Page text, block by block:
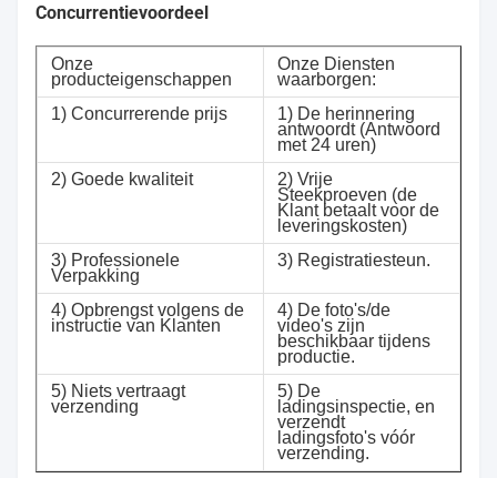
Concurrentievoordeel
Onze
producteigenschappen
Onze Diensten
waarborgen:
1) Concurrerende prijs
1) De herinnering
antwoordt (Antwoord
met 24 uren)
2) Goede kwaliteit
2) Vrije
Steekproeven (de
Klant betaalt voor de
leveringskosten)
3) Professionele
Verpakking
3) Registratiesteun.
4) Opbrengst volgens de
instructie van Klanten
4) De foto's/de
video's zijn
beschikbaar tijdens
productie.
5) Niets vertraagt
verzending
5) De
ladingsinspectie, en
verzendt
ladingsfoto's vóór
verzending.